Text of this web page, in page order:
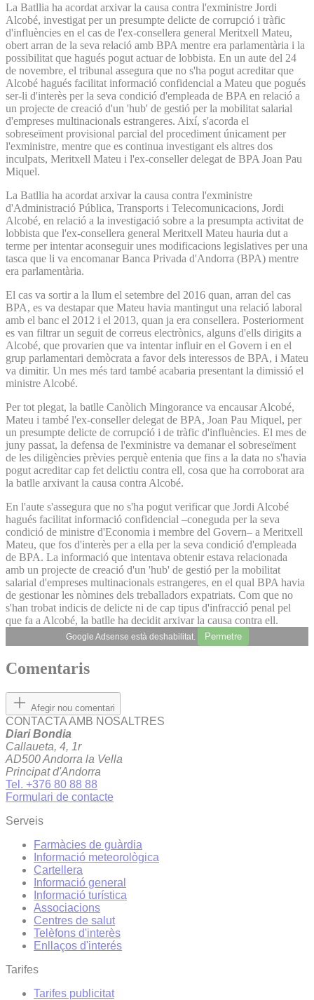
La Batllia ha acordat arxivar la causa contra l'exministre Jordi
Alcobé, investigat per un presumpte delicte de corrupció i tràfic
d'influències en el cas de l'ex-consellera general Meritxell Mateu,
obert arran de la seva relació amb BPA mentre era parlamentària i la
possibilitat que hagués pogut actuar de lobbista. En un aute del 24
de novembre, el tribunal assegura que no s'ha pogut acreditar que
Alcobé hagués facilitat informació confidencial a Mateu que pogués
ser-li d'interès per la seva condició d'empleada de BPA en relació a
un projecte de creació d'un 'hub' de gestió per la mobilitat salarial
d'empreses multinacionals estrangeres. Així, s'acorda el
sobreseïment provisional parcial del procediment únicament per
l'exministre, mentre que es continua investigant els altres dos
inculpats, Meritxell Mateu i l'ex-conseller delegat de BPA Joan Pau
Miquel.
La Batllia ha acordat arxivar la causa contra l'exministre
d'Administració Pública, Transports i Telecomunicacions, Jordi
Alcobé, en relació a la investigació sobre a la presumpta activitat de
lobbista que l'ex-consellera general Meritxell Mateu hauria dut a
terme per intentar aconseguir unes modificacions legislatives per una
tasca que li va encomanar Banca Privada d'Andorra (BPA) mentre
era parlamentària.
El cas va sortir a la llum el setembre del 2016 quan, arran del cas
BPA, es va destapar que Mateu havia mantingut una relació laboral
amb el banc el 2012 i el 2013, quan ja era consellera. Posteriorment
es van filtrar un seguit de correus electrònics, alguns d'ells dirigits a
Alcobé, que provarien que va intentar influir en el Govern i en el
grup parlamentari demòcrata a favor dels interessos de BPA, i Mateu
va dimitir. Un mes més tard també acabaria presentant la dimissió el
ministre Alcobé.
Per tot plegat, la batlle Canòlich Mingorance va encausar Alcobé,
Mateu i també l'ex-conseller delegat de BPA, Joan Pau Miquel, per
un presumpte delicte de corrupció i de tràfic d'influències. El mes de
juny passat, la defensa de l'exministre va demanar el sobreseïment
de les diligències prèvies perquè entenia que fins a la data no s'havia
pogut acreditar cap fet delictiu contra ell, cosa que ha corroborat ara
la batlle arxivant la causa contra Alcobé.
En l'aute s'assegura que no s'ha pogut verificar que Jordi Alcobé
hagués facilitat informació confidencial –coneguda per la seva
condició de ministre d'Economia i membre del Govern– a Meritxell
Mateu, que fos d'interès per a ella per la seva condició d'empleada
de BPA. La informació que intentava obtenir estava relacionada
amb un projecte de creació d'un 'hub' de gestió per la mobilitat
salarial d'empreses multinacionals estrangeres, en el qual BPA havia
de gestionar les nòmines dels treballadors expatriats. Com que no
s'han trobat indicis de delicte ni de cap tipus d'infracció penal pel
que fa a Alcobé, la batlle ha decidit arxivar la causa contra ell.
Google Adsense està deshabilitat. Permetre
Comentaris
Afegir nou comentari
CONTACTA AMB NOSALTRES
Diari Bondia
Callaueta, 4, 1r
AD500 Andorra la Vella
Principat d'Andorra
Tel. +376 80 88 88
Formulari de contacte
Serveis
Farmàcies de guàrdia
Informació meteorològica
Cartellera
Informació general
Informació turística
Associacions
Centres de salut
Telèfons d'interès
Enllaços d'interés
Tarifes
Tarifes publicitat